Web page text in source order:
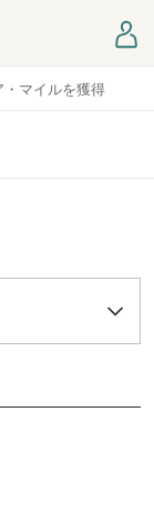
マイルを獲得